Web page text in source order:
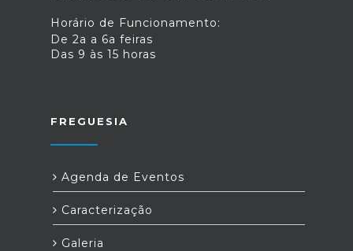
Horário de Funcionamento:
De 2a a 6a feiras
Das 9 às 15 horas
FREGUESIA
Agenda de Eventos
Caracterização
Galeria